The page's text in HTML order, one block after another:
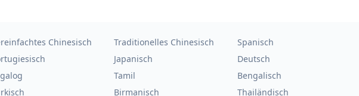
Chinesisch Traditionelles Chinesisch Spanisch
Japanisch Deutsch
Tamil Bengalisch
Birmanisch Thailändisch